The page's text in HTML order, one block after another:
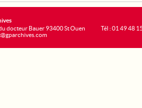
docteur Bauer 93400 St Ouen
Tél : 01 49 48